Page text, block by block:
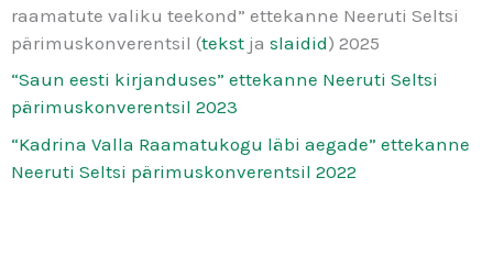
raamatute valiku teekond” ettekanne Neeruti Seltsi
pärimuskonverentsil (tekst ja slaidid) 2025
“Saun eesti kirjanduses” ettekanne Neeruti Seltsi
pärimuskonverentsil 2023
“Kadrina Valla Raamatukogu läbi aegade” ettekanne
Neeruti Seltsi pärimuskonverentsil 2022